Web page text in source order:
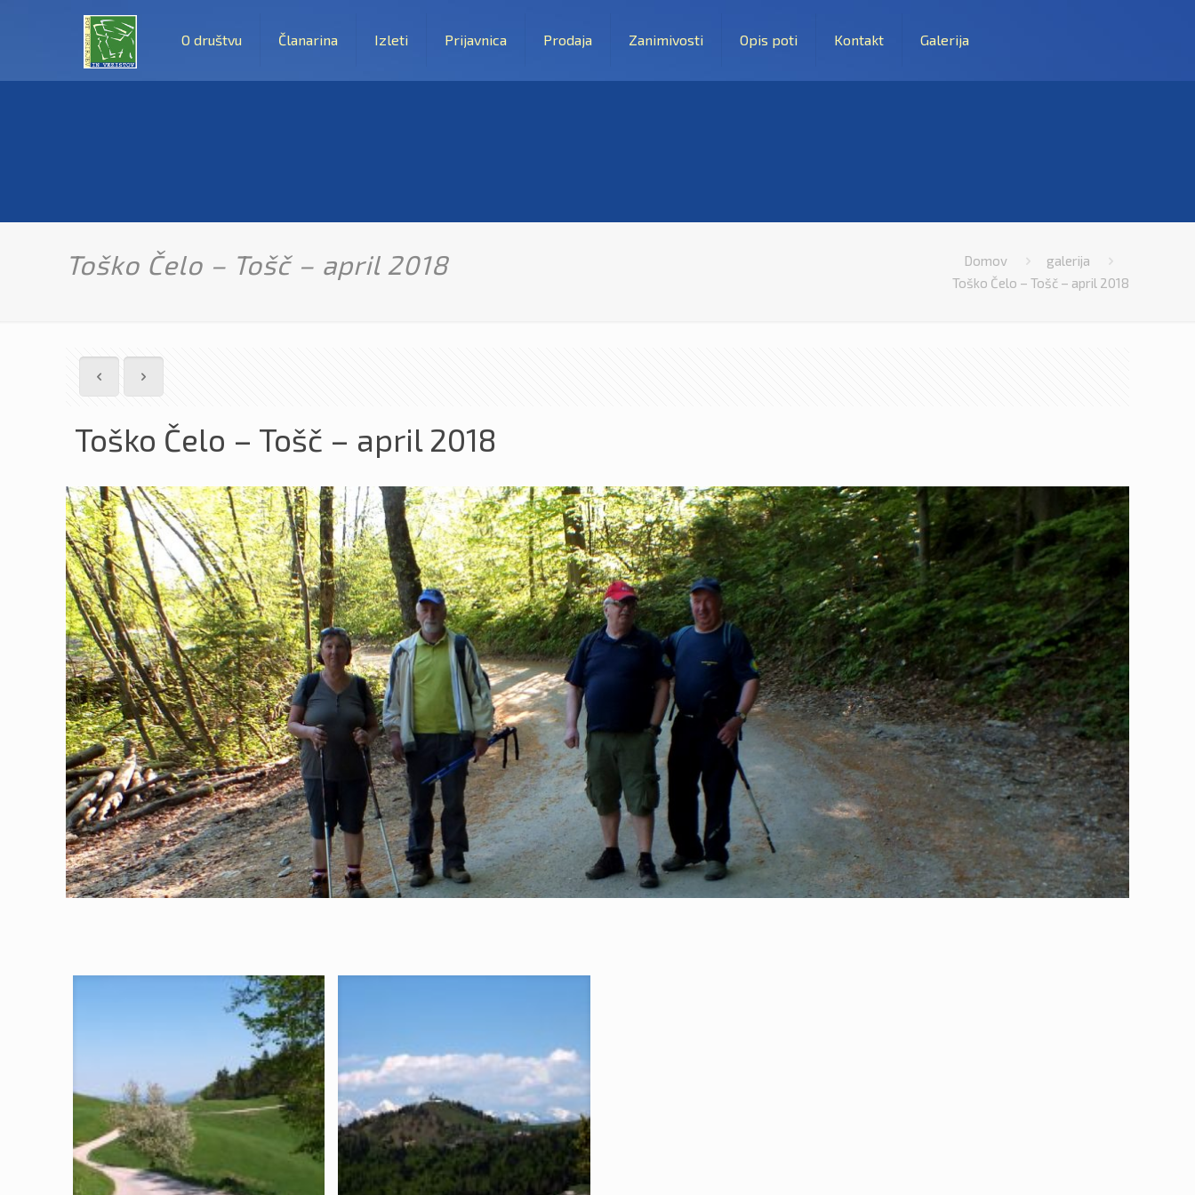
O društvu Članarina Izleti Prijavnica Prodaja Zanimivosti Opis poti Kontakt Galerija
Toško Čelo – Tošč – april 2018 Domov
galerija
Toško Čelo – Tošč – april 2018
Toško Čelo – Tošč – april 2018